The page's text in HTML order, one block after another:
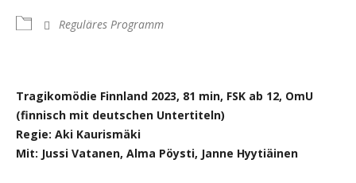
Reguläres Programm
Tragikomödie Finnland 2023, 81 min, FSK ab 12, OmU
(finnisch mit deutschen Untertiteln)
Regie: Aki Kaurismäki
Mit: Jussi Vatanen, Alma Pöysti, Janne Hyytiäinen